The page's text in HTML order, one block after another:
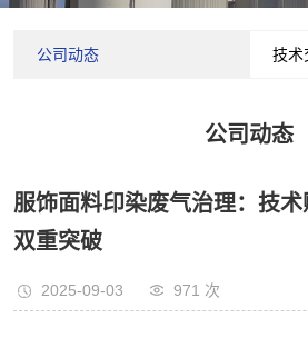
公司动态 技术
公司动态
服饰面料印染废气治理：技
双重突破
2025-09-03 971 次